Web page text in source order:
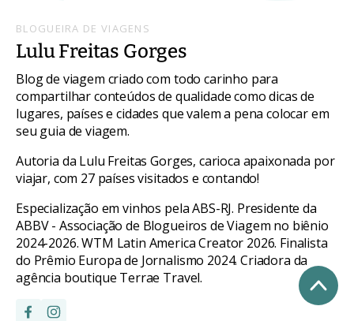
BLOGUEIRA DE VIAGENS
Lulu Freitas Gorges
Blog de viagem criado com todo carinho para
compartilhar conteúdos de qualidade como dicas de
lugares, países e cidades que valem a pena colocar em
seu guia de viagem.
Autoria da Lulu Freitas Gorges, carioca apaixonada por
viajar, com 27 países visitados e contando!
Especialização em vinhos pela ABS-RJ. Presidente da
ABBV - Associação de Blogueiros de Viagem no biênio
2024-2026. WTM Latin America Creator 2026. Finalista
do Prêmio Europa de Jornalismo 2024. Criadora da
agência boutique Terrae Travel.